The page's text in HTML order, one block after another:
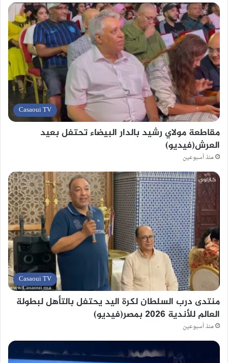
Casaoui TV
مقاطعة مولاي رشيد بالدار البيضاء تحتفل بعيد
العرش(فيديو)
منذ أسبوعين
Casaoui TV
منتدى درب السلطان لكرة اليد يحتفل بالتأهل لبطولة
العالم للأندية 2026 بمصر(فيديو)
منذ أسبوعين